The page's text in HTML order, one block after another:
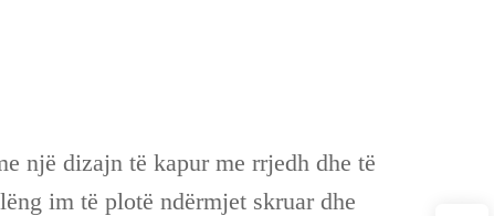
një dizajn të kapur me rrjedh dhe të
im të plotë ndërmjet skruar dhe